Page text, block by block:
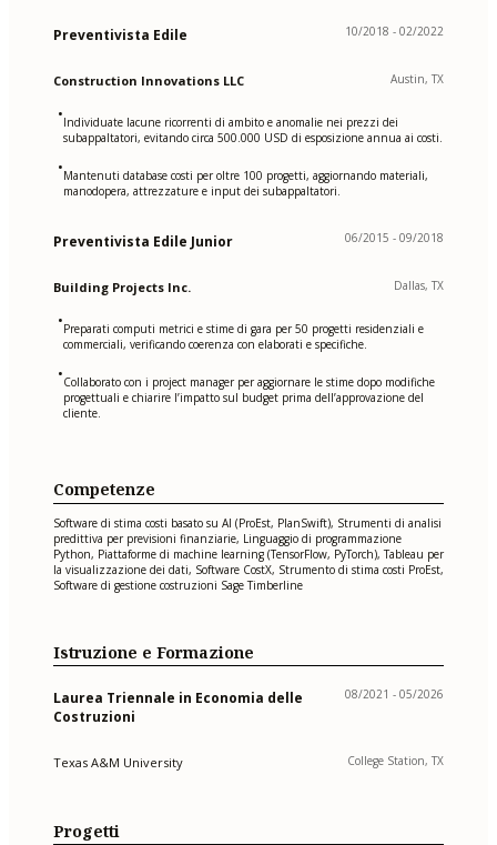
Preventivista Edile 10/2018 - 02/2022
Construction Innovations LLC Austin, TX
•Individuate lacune ricorrenti di ambito e anomalie nei prezzi dei
subappaltatori, evitando circa 500.000 USD di esposizione annua ai costi.
•Mantenuti database costi per oltre 100 progetti, aggiornando materiali,
manodopera, attrezzature e input dei subappaltatori.
Preventivista Edile Junior 06/2015 - 09/2018
Building Projects Inc. Dallas, TX
•Preparati computi metrici e stime di gara per 50 progetti residenziali e
commerciali, verificando coerenza con elaborati e specifiche.
•Collaborato con i project manager per aggiornare le stime dopo modifiche
progettuali e chiarire l’impatto sul budget prima dell’approvazione del
cliente.
Competenze
Software di stima costi basato su AI (ProEst, PlanSwift), Strumenti di analisi
predittiva per previsioni finanziarie, Linguaggio di programmazione
Python, Piattaforme di machine learning (TensorFlow, PyTorch), Tableau per
la visualizzazione dei dati, Software CostX, Strumento di stima costi ProEst,
Software di gestione costruzioni Sage Timberline
Istruzione e Formazione
Laurea Triennale in Economia delle
Costruzioni
08/2021 - 05/2026
Texas A&M University College Station, TX
Progetti